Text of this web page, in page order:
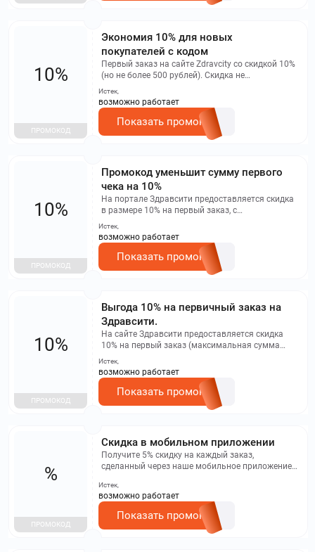
кто еще не посещал клиники сети docdeti
Экономия 10% для новых
покупателей с кодом
Первый заказ на сайте Zdravcity со скидкой 10%
(но не более 500 рублей). Скидка не
распространяется на мобильное приложение и
бронирование.
10%
ПРОМОКОД
Истек,
возможно работает
Показать промокод
Промокод уменьшит сумму первого
чека на 10%
На портале Здравсити предоставляется скидка
в размере 10% на первый заказ, с
максимальной суммой скидки 500 рублей.
Данное предложение не распространяется на
мобильное приложение и заказы бронирования.
10%
ПРОМОКОД
Истек,
возможно работает
Показать промокод
Выгода 10% на первичный заказ на
Здравсити.
На сайте Здравсити предоставляется скидка
10% на первый заказ (максимальная сумма
скидки - 500 рублей). Скидка не
распространяется на заказы через мобильное
приложение или бронирование.
10%
ПРОМОКОД
Истек,
возможно работает
Показать промокод
Скидка в мобильном приложении
Получите 5% скидку на каждый заказ,
сделанный через наше мобильное приложение
%
ПРОМОКОД
Истек,
возможно работает
Показать промокод